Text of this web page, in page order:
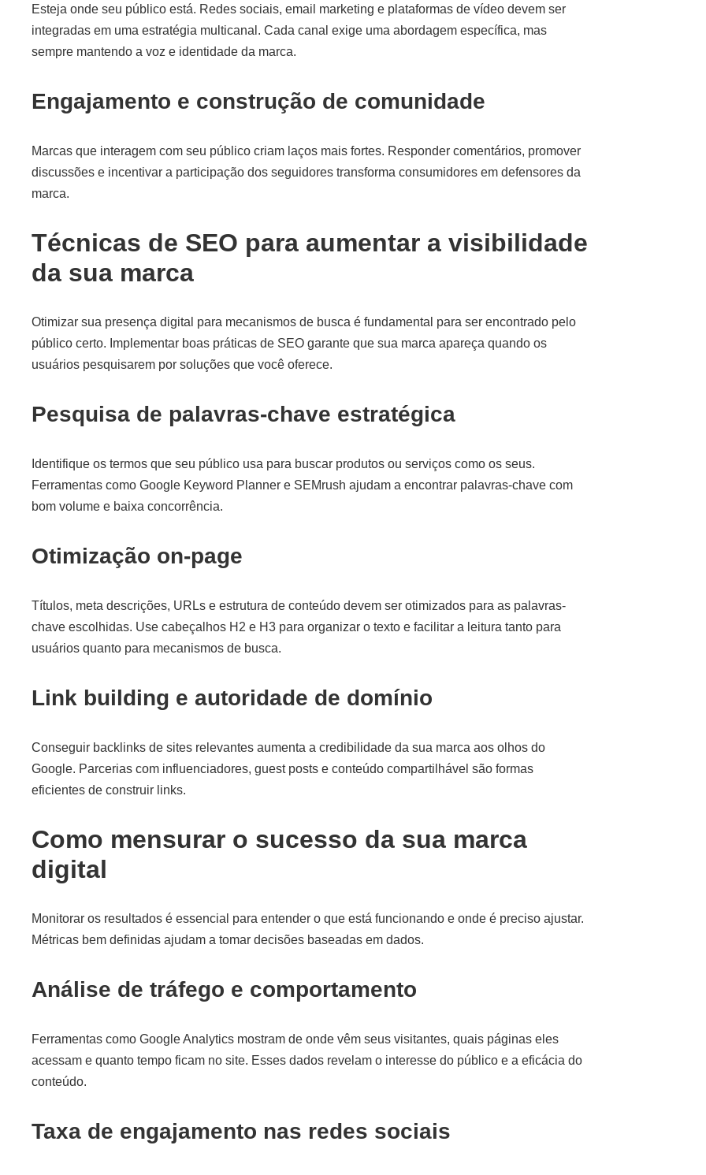
Esteja onde seu público está. Redes sociais, email marketing e plataformas de vídeo devem ser
integradas em uma estratégia multicanal. Cada canal exige uma abordagem específica, mas
sempre mantendo a voz e identidade da marca.
Engajamento e construção de comunidade
Marcas que interagem com seu público criam laços mais fortes. Responder comentários, promover
discussões e incentivar a participação dos seguidores transforma consumidores em defensores da
marca.
Técnicas de SEO para aumentar a visibilidade
da sua marca
Otimizar sua presença digital para mecanismos de busca é fundamental para ser encontrado pelo
público certo. Implementar boas práticas de SEO garante que sua marca apareça quando os
usuários pesquisarem por soluções que você oferece.
Pesquisa de palavras-chave estratégica
Identifique os termos que seu público usa para buscar produtos ou serviços como os seus.
Ferramentas como Google Keyword Planner e SEMrush ajudam a encontrar palavras-chave com
bom volume e baixa concorrência.
Otimização on-page
Títulos, meta descrições, URLs e estrutura de conteúdo devem ser otimizados para as palavras-
chave escolhidas. Use cabeçalhos H2 e H3 para organizar o texto e facilitar a leitura tanto para
usuários quanto para mecanismos de busca.
Link building e autoridade de domínio
Conseguir backlinks de sites relevantes aumenta a credibilidade da sua marca aos olhos do
Google. Parcerias com influenciadores, guest posts e conteúdo compartilhável são formas
eficientes de construir links.
Como mensurar o sucesso da sua marca
digital
Monitorar os resultados é essencial para entender o que está funcionando e onde é preciso ajustar.
Métricas bem definidas ajudam a tomar decisões baseadas em dados.
Análise de tráfego e comportamento
Ferramentas como Google Analytics mostram de onde vêm seus visitantes, quais páginas eles
acessam e quanto tempo ficam no site. Esses dados revelam o interesse do público e a eficácia do
conteúdo.
Taxa de engajamento nas redes sociais